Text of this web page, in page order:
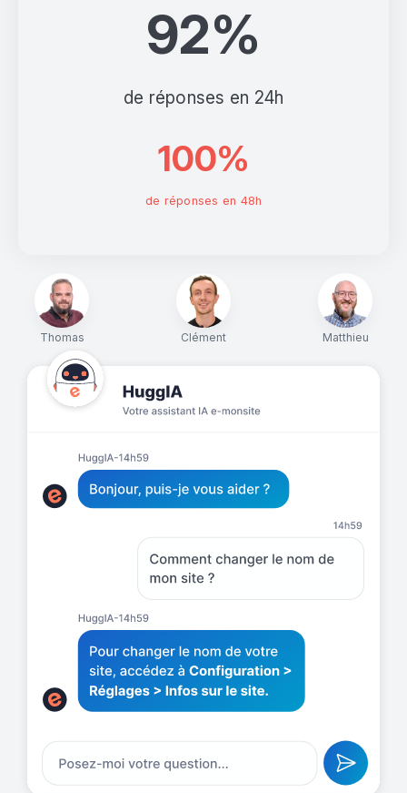
Thomas Clément Matthieu
92%
de réponses en 24h
100%
de réponses en 48h